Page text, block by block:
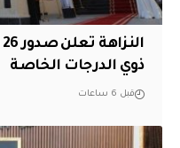
ذوي الدرجات الخاصة
قبل 6 ساعات